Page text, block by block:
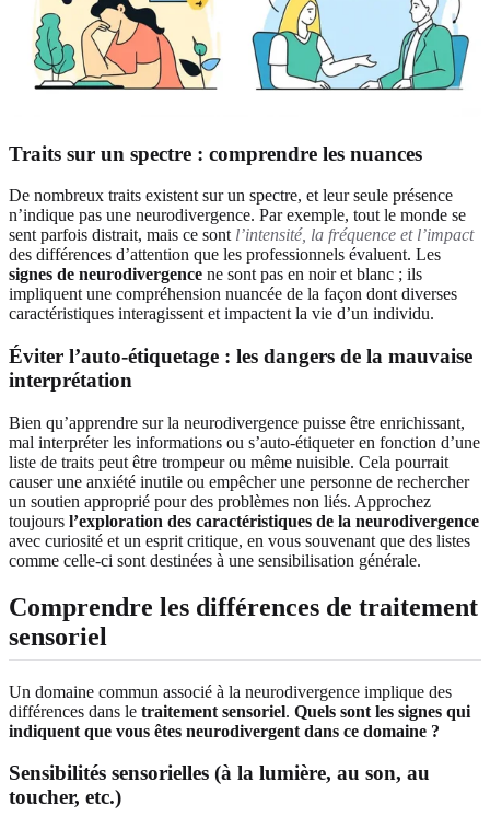
Traits sur un spectre : comprendre les nuances
De nombreux traits existent sur un spectre, et leur seule présence
n’indique pas une neurodivergence. Par exemple, tout le monde se
sent parfois distrait, mais ce sont l’intensité, la fréquence et l’impact
des différences d’attention que les professionnels évaluent. Les
signes de neurodivergence ne sont pas en noir et blanc ; ils
impliquent une compréhension nuancée de la façon dont diverses
caractéristiques interagissent et impactent la vie d’un individu.
Éviter l’auto-étiquetage : les dangers de la mauvaise
interprétation
Bien qu’apprendre sur la neurodivergence puisse être enrichissant,
mal interpréter les informations ou s’auto-étiqueter en fonction d’une
liste de traits peut être trompeur ou même nuisible. Cela pourrait
causer une anxiété inutile ou empêcher une personne de rechercher
un soutien approprié pour des problèmes non liés. Approchez
toujours l’exploration des caractéristiques de la neurodivergence
avec curiosité et un esprit critique, en vous souvenant que des listes
comme celle-ci sont destinées à une sensibilisation générale.
Comprendre les différences de traitement
sensoriel
Un domaine commun associé à la neurodivergence implique des
différences dans le traitement sensoriel. Quels sont les signes qui
indiquent que vous êtes neurodivergent dans ce domaine ?
Sensibilités sensorielles (à la lumière, au son, au
toucher, etc.)